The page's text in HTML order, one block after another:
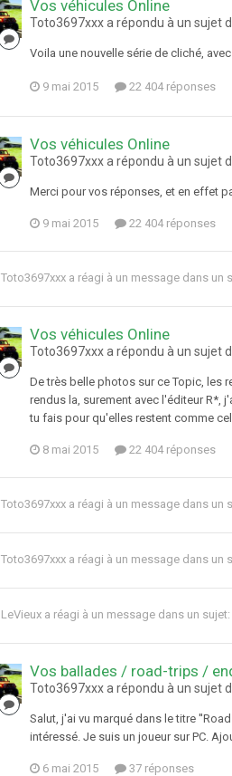
Vos véhicules Online
Toto3697xxx a répondu à un sujet
Voila une nouvelle série de cliché,
9 mai 2015 22 404 réponses
Vos véhicules Online
Toto3697xxx a répondu à un sujet
Merci pour vos réponses, et en effet
9 mai 2015 22 404 réponses
Toto3697xxx a réagi à un message dans un
Vos véhicules Online
Toto3697xxx a répondu à un sujet
De très belle photos sur ce Topic, les
rendus la, surement avec l'éditeur R*,
tu fais pour qu'elles restent comme
8 mai 2015 22 404 réponses
Toto3697xxx a réagi à un message dans un
Toto3697xxx a réagi à un message dans un
LeVieux a réagi à un message dans un sujet:
Vos ballades / road-trips /
Toto3697xxx a répondu à un sujet
Salut, j'ai vu marqué dans le titre
intéressé. Je suis un joueur sur PC.
6 mai 2015 37 réponses